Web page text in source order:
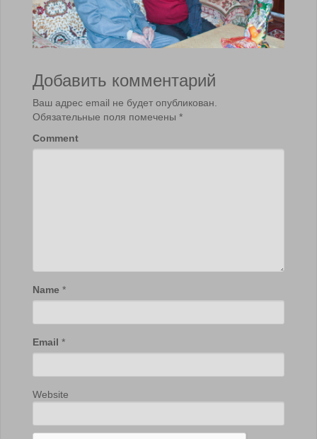
Добавить комментарий
Ваш адрес email не будет опубликован.
Обязательные поля помечены *
Comment
Name *
Email *
Website